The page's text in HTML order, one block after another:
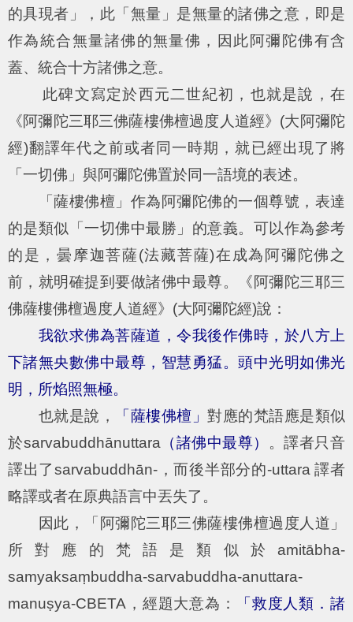
的具現者」，此「無量」是無量的諸佛之意，即是
作為統合無量諸佛的無量佛，因此阿彌陀佛有含
蓋、統合十方諸佛之意。
此碑文寫定於西元二世紀初，也就是說，在
《阿彌陀三耶三佛薩樓佛檀過度人道經》(大阿彌陀
經)翻譯年代之前或者同一時期，就已經出現了將
「一切佛」與阿彌陀佛置於同一語境的表述。
「薩樓佛檀」作為阿彌陀佛的一個尊號，表達
的是類似「一切佛中最勝」的意義。可以作為參考
的是，曇摩迦菩薩(法藏菩薩)在成為阿彌陀佛之
前，就明確提到要做諸佛中最尊。《阿彌陀三耶三
佛薩樓佛檀過度人道經》(大阿彌陀經)說：
我欲求佛為菩薩道，令我後作佛時，於八方上
下諸無央數佛中最尊，智慧勇猛。頭中光明如佛光
明，所焰照無極。
也就是說，
「薩樓佛檀」 對應的梵語應是類似
於sarvabuddhānuttara（諸佛中最尊）
。譯者只音
譯出了sarvabuddhān-，而後半部分的-uttara 譯者
略譯或者在原典語言中丟失了。
因此，「阿彌陀三耶三佛薩樓佛檀過度人道」
所對應的梵語是類似於amitābha-
samyaksaṃbuddha-sarvabuddha-anuttara-
manuṣya-CBETA，經題大意為：
「救度人類．諸